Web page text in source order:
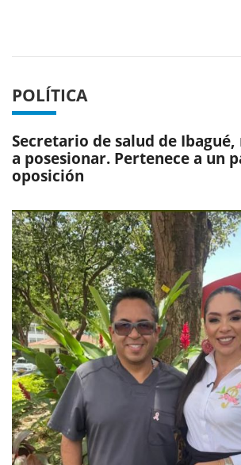
POLÍTICA
Secretario de salud de Ibagué,
a posesionar. Pertenece a un
oposición